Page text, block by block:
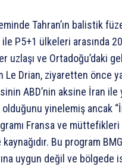
Tahran’ın balistik
P5+1 ülkeleri arasında
uzlaşı ve Ortadoğu’daki
Le Drian, ziyaretten önce
ABD’nin aksine İran ile
yinelemiş ancak
Fransa ve
Bu program
uygun değil ve bölgede